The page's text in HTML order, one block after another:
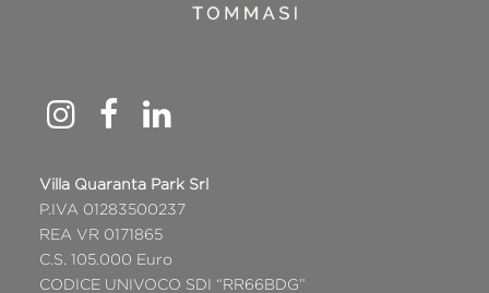
Villa Quaranta Park Srl
P.IVA 01283500237
REA VR 0171865
C.S. 105.000 Euro
CODICE UNIVOCO SDI “RR66BDG”